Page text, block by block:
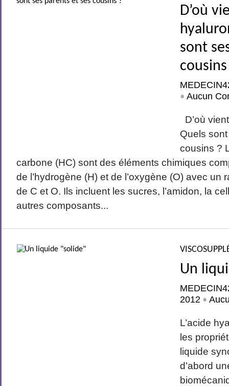
D’où
sont
•Aucun
D’où
Quels
cousins ?
carbone (HC) sont des éléments chimiques
de l’hydrogène (H) et de l’oxygène (O) avec un
de C et O. Ils incluent les sucres, l’amidon, la
autres composants...
Un
2012 •
L’acide
les
liquide
d’abord